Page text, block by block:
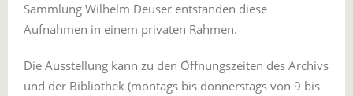
Sammlung Wilhelm Deuser entstanden diese
Aufnahmen in einem privaten Rahmen.
Die Ausstellung kann zu den Öffnungszeiten des Archivs
und der Bibliothek (montags bis donnerstags von 9 bis